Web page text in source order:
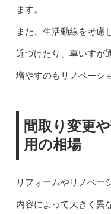
ます。
また、生活動線を考慮
近づけたり、車いすが
増やすのもリノベーシ
間取り変更
用の相場
リフォームやリノベー
内容によって大きく異